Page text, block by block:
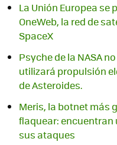
La Unión Europea
OneWeb, la red de
SpaceX
Psyche de la NASA
utilizará propulsión
de Asteroides.
Meris, la botnet más
flaquear: encuentran
sus ataques